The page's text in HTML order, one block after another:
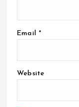
Email *
Website